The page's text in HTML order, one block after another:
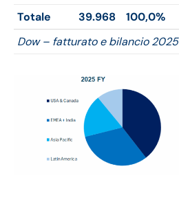
Totale 39.968 100,0%
Dow – fatturato e bilancio 2025